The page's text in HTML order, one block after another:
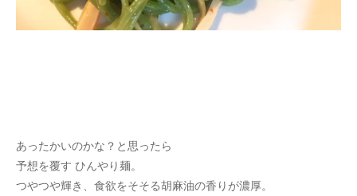
あったかいのかな？と思ったら
予想を覆す ひんやり麺。
つやつや輝き、食欲をそそる胡麻油の香りが濃厚。